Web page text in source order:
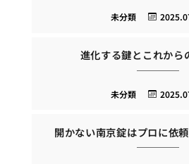
未分類
進化する鍵とこれから
未分類
開かない南京錠はプロに依